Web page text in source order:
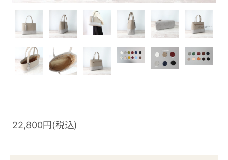
22,800円(税込)